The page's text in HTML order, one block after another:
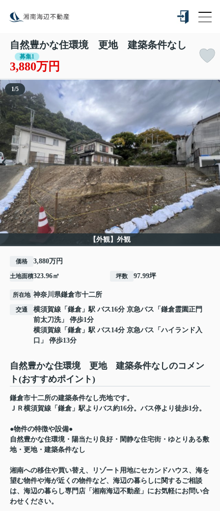
自然豊かな住環境 更地 建築条件なし
募集1
3,880万円
【外観】外観
1/5
価格 3,880万円
土地面積323.96㎡ 坪数 97.99坪
所在地 神奈川県鎌倉市十二所
交通 横須賀線 「 鎌倉 」駅 バス16分 京急バス「鎌倉霊園正門
前太刀洗」 停歩1分
横須賀線 「 鎌倉 」駅 バス14分 京急バス「ハイランド入
口」 停歩13分
自然豊かな住環境 更地 建築条件なしのコメン
ト(おすすめポイント)
鎌倉市十二所の建築条件なし売地です。
ＪＲ横須賀線「鎌倉」駅よりバス約16分。バス停より徒歩1分。
●物件の特徴や設備●
自然豊かな住環境・陽当たり良好・閑静な住宅街・ゆとりある敷
地・更地・建築条件なし
湘南への移住や買い替え、リゾート用地にセカンドハウス、海を
望む物件や海が近くの物件など、海辺の暮らしに関するご相談
は、海辺の暮らし専門店「湘南海辺不動産」にお気軽にお問い合
わせください。